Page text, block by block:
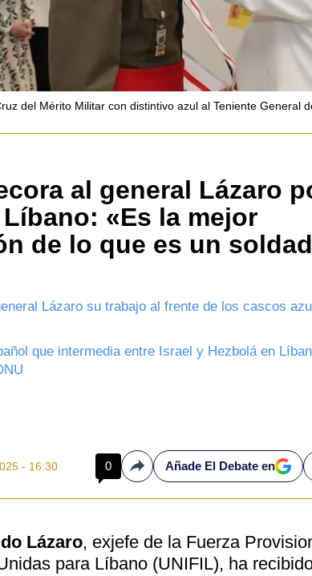
del Mérito Militar con distintivo azul al Teniente General
al general Lázaro
«Es la mejor
de lo que es un
Lázaro su trabajo al frente de los cascos
que intermedia entre Israel y Hezbolá en
- 16:30 0 CompartirAñade El Debate en
Lázaro, exjefe de la Fuerza
para Líbano (UNIFIL), ha